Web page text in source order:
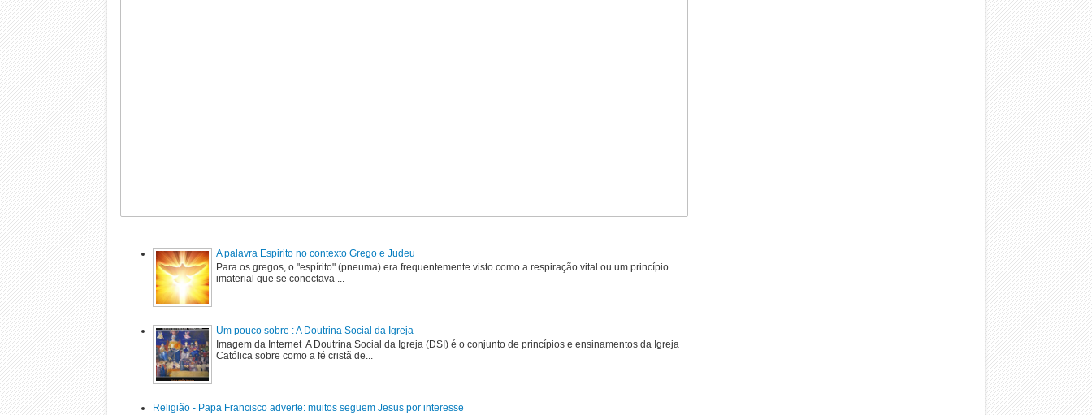
A palavra Espirito no contexto Grego e Judeu
Para os gregos, o "espírito" (pneuma) era frequentemente visto como a respiração vital ou um princípio
imaterial que se conectava ...
Um pouco sobre : A Doutrina Social da Igreja
Imagem da Internet A Doutrina Social da Igreja (DSI) é o conjunto de princípios e ensinamentos da Igreja
Católica sobre como a fé cristã de...
Religião - Papa Francisco adverte: muitos seguem Jesus por interesse